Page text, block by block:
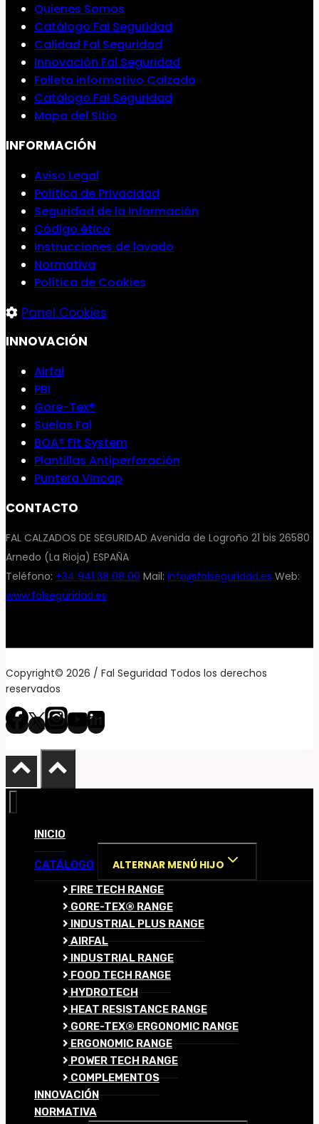
Quienes Somos
Catálogo Fal Seguridad
Calidad Fal Seguridad
Innovación Fal Seguridad
Folleto informativo Calzado
Catálogo Fal Seguridad
Mapa del Sitio
INFORMACIÓN
Aviso Legal
Política de Privacidad
Seguridad de la Información
Código ético
Instrucciones de lavado
Normativa
Política de Cookies
Panel Cookies
INNOVACIÓN
Airfal
PBI
Gore-Tex®
Suelas Fal
BOA® Fit System
Plantillas Antiperforación
Puntera Vincap
CONTACTO
FAL CALZADOS DE SEGURIDAD Avenida de Logroño 21 bis 26580
Arnedo (La Rioja) ESPAÑA
Teléfono: +34 941 38 08 00 Mail: info@falseguridad.es Web:
www.falseguridad.es
Copyright© 2026 / Fal Seguridad Todos los derechos
reservados
INICIO
CATÁLOGO ALTERNAR MENÚ HIJO
FIRE TECH RANGE
GORE-TEX® RANGE
INDUSTRIAL PLUS RANGE
AIRFAL
INDUSTRIAL RANGE
FOOD TECH RANGE
HYDROTECH
HEAT RESISTANCE RANGE
GORE-TEX® ERGONOMIC RANGE
ERGONOMIC RANGE
POWER TECH RANGE
COMPLEMENTOS
INNOVACIÓN
NORMATIVA